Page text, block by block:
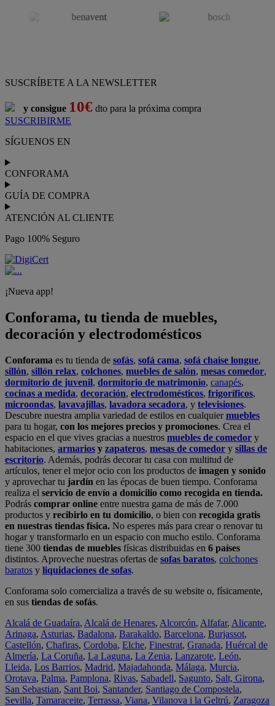
SUSCRÍBETE A LA NEWSLETTER
y consigue 10€ dto para la próxima compra
SUSCRIBIRME
SÍGUENOS EN
CONFORAMA
GUÍA DE COMPRA
ATENCIÓN AL CLIENTE
Pago 100% Seguro
¡Nueva app!
Conforama, tu tienda de muebles,
decoración y electrodomésticos
Conforama es tu tienda de sofás, sofá cama, sofá chaise longue,
sillón, sillón relax, colchones, muebles de salón, mesas comedor,
dormitorio de juvenil, dormitorio de matrimonio, canapés,
cocinas a medida, decoración, electrodomésticos, frigoríficos,
microondas, lavavajillas, lavadora secadora, y televisiones.
Descubre nuestra amplia variedad de estilos en cualquiermuebles
para tu hogar, con los mejores precios y promociones. Crea el
espacio en el que vives gracias a nuestros muebles de comedor y
habitaciones, armarios y zapateros, mesas de comedor y sillas de
escritorio. Además, podrás decorar tu casa con multitud de
artículos, tener el mejor ocio con los productos de imagen y sonido
y aprovechar tu jardín en las épocas de buen tiempo. Conforama
realiza el servicio de envío a domicilio como recogida en tienda.
Podrás comprar online entre nuestra gama de más de 7.000
productos y recibirlo en tu domicilio, o bien con recogida gratis
en nuestras tiendas física. No esperes más para crear o renovar tu
hogar y transformarlo en un espacio con mucho estilo. Conforama
tiene 300 tiendas de muebles físicas distribuidas en 6 países
distintos. Aproveche nuestras ofertas de sofas baratos, colchones
baratos y liquidaciones de sofas.
Conforama solo comercializa a través de su website o, físicamente,
en sus tiendas de sofás.
Alcalá de Guadaíra, Alcalá de Henares, Alcorcón, Alfafar, Alicante,
Arinaga, Asturias, Badalona, Barakaldo, Barcelona, Burjassot,
Castellón, Chafiras, Cordoba, Elche, Finestrat, Granada, Huércal de
Almería, La Coruña, La Laguna, La Zenia, Lanzarote, León,
Lleida, Los Barrios, Madrid, Majadahonda, Málaga, Murcia,
Orotava, Palma, Pamplona, Rivas, Sabadell, Sagunto, Salt, Girona,
San Sebastian, Sant Boi, Santander, Santiago de Compostela,
Sevilla, Tamaraceite, Terrassa, Viana, Vilanova i la Geltrú, Zaragoza